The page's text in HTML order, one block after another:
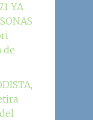
YA
de